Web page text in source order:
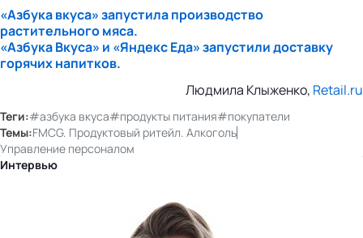
«Азбука вкуса» запустила производство
растительного мяса.
«Азбука Вкуса» и «Яндекс Еда» запустили доставку
горячих напитков.
Людмила Клыженко, Retail.ru
Теги:#азбука вкуса#продукты питания#покупатели
Темы:FMCG. Продуктовый ритейл. Алкоголь
Управление персоналом
Интервью